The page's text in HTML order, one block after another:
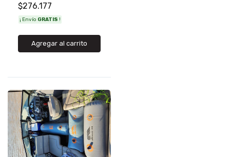
$276.177
¡ Envío GRATIS !
Agregar al carrito